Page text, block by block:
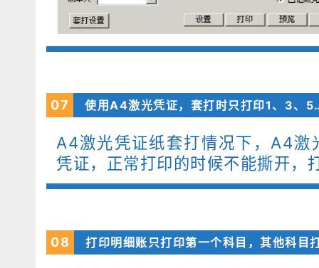
07 使用A4激光凭证，套打时只打印1、3、
A4激光凭证纸套打情况下，A4激
凭证，正常打印的时候不能撕开，
08 打印明细账只打印第一个科目，其他科目